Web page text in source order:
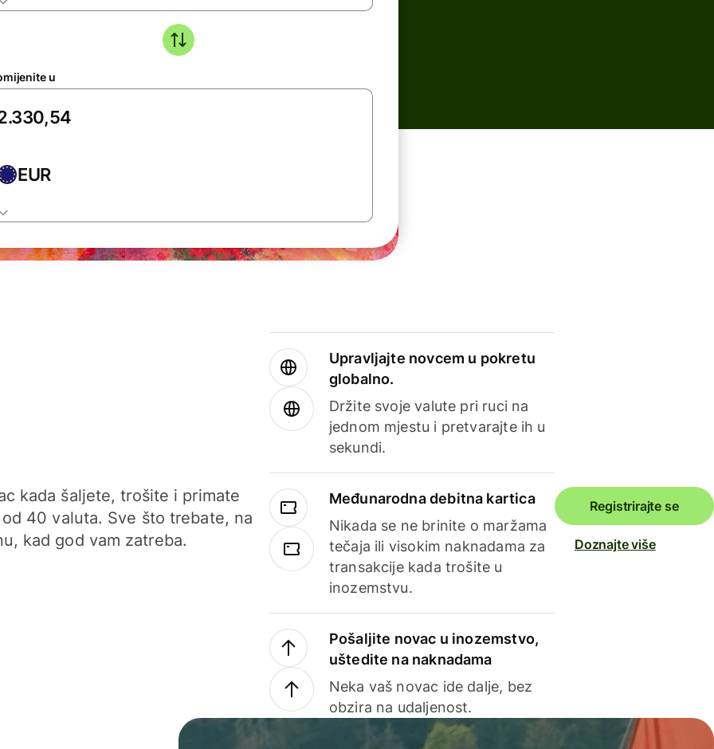
u
EUR
kada šaljete, trošite i primate
40 valuta. Sve što trebate, na
kad god vam zatreba.
Upravljajte novcem u pokretu
globalno.
Držite svoje valute pri ruci na
jednom mjestu i pretvarajte ih u
sekundi.
Međunarodna debitna kartica
Nikada se ne brinite o maržama
tečaja ili visokim naknadama za
transakcije kada trošite u
inozemstvu.
Pošaljite novac u inozemstvo,
uštedite na naknadama
Neka vaš novac ide dalje, bez
obzira na udaljenost.
Registrirajte se
Doznajte više